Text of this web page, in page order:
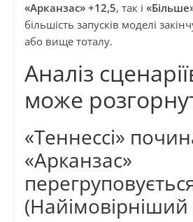
«Арканзас» +12,5, так і
більшість запусків моделі
або вище тоталу.
Аналіз
може
«Теннессі»
«Арканзас»
(Найімовірніший